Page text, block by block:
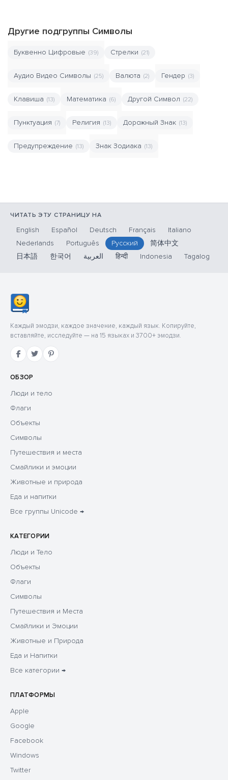
Другие подгруппы Символы
Буквенно Цифровые (39) Стрелки (21)
Аудио Видео Символы (25) Валюта (2) Гендер (3)
Клавиша (13) Математика (6) Другой Символ (22)
Пунктуация (7) Религия (13) Дорожный Знак (13)
Предупреждение (13) Знак Зодиака (13)
ЧИТАТЬ ЭТУ СТРАНИЦУ НА
English Español Deutsch Français
Italiano
Nederlands
Português Русский
简体中文
日本語
한국어 العربية हिन्दी Indonesia Tagalog
Каждый эмодзи, каждое значение, каждый язык. Копируйте,
вставляйте, исследуйте — на 15 языках и 3700+ эмодзи.
ОБЗОР
Люди и тело
Флаги
Объекты
Символы
Путешествия и места
Смайлики и эмоции
Животные и природа
Еда и напитки
Все группы Unicode →
КАТЕГОРИИ
Люди и Тело
Объекты
Флаги
Символы
Путешествия и Места
Смайлики и Эмоции
Животные и Природа
Еда и Напитки
Все категории →
ПЛАТФОРМЫ
Apple
Google
Facebook
Windows
Twitter